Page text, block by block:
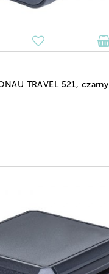
TRAVEL 521, czarny